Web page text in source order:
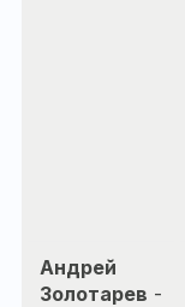
Андрей
Золотарев -